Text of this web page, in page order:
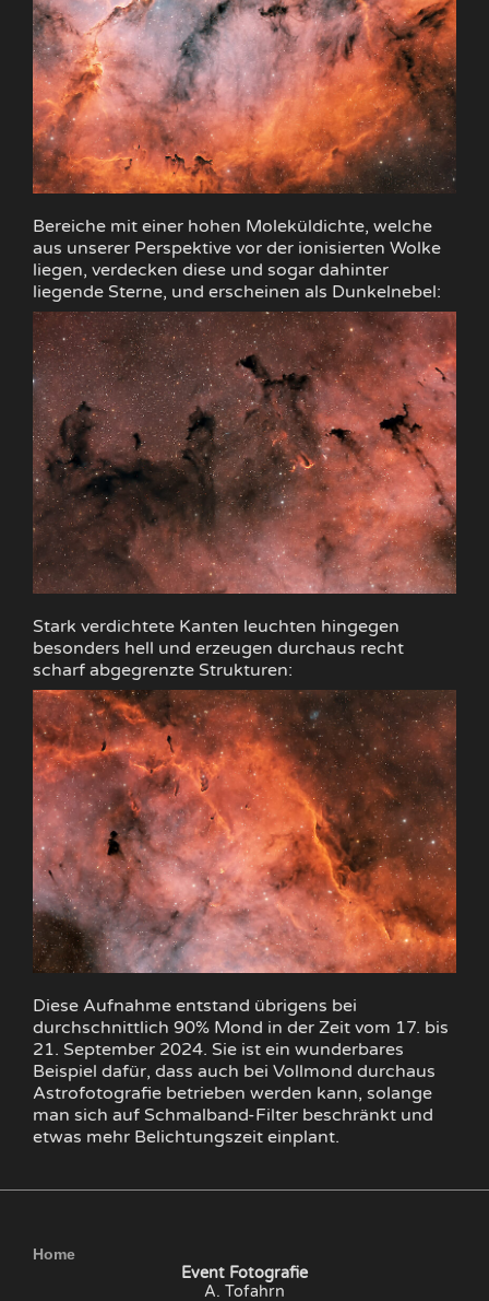
Bereiche mit einer hohen Moleküldichte, welche
aus unserer Perspektive vor der ionisierten Wolke
liegen, verdecken diese und sogar dahinter
liegende Sterne, und erscheinen als Dunkelnebel:
Stark verdichtete Kanten leuchten hingegen
besonders hell und erzeugen durchaus recht
scharf abgegrenzte Strukturen:
Diese Aufnahme entstand übrigens bei
durchschnittlich 90% Mond in der Zeit vom 17. bis
21. September 2024. Sie ist ein wunderbares
Beispiel dafür, dass auch bei Vollmond durchaus
Astrofotografie betrieben werden kann, solange
man sich auf Schmalband-Filter beschränkt und
etwas mehr Belichtungszeit einplant.
Home
Event Fotografie
A. Tofahrn